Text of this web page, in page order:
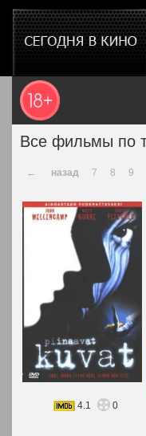
Все фильмы по
← назад 7 8 9
4.1
0